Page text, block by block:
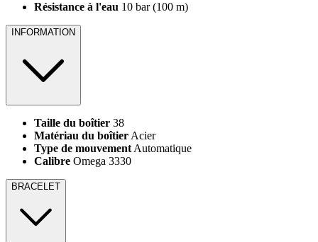
Résistance à l'eau 10 bar (100 m)
INFORMATION
Taille du boîtier 38
Matériau du boîtierAcier
Type de mouvementAutomatique
Calibre Omega 3330
BRACELET